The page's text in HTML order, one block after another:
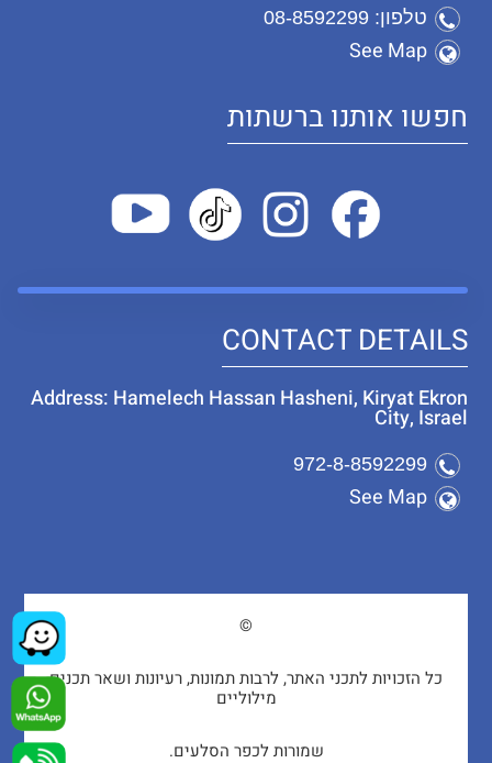
טלפון: 08-8592299
See Map
חפשו אותנו ברשתות
CONTACT DETAILS
Address: Hamelech Hassan Hasheni, Kiryat Ekron
City, Israel
972-8-8592299
See Map
©
כל הזכויות לתכני האתר, לרבות תמונות, רעיונות ושאר תכנים
מילוליים
שמורות לכפר הסלעים.